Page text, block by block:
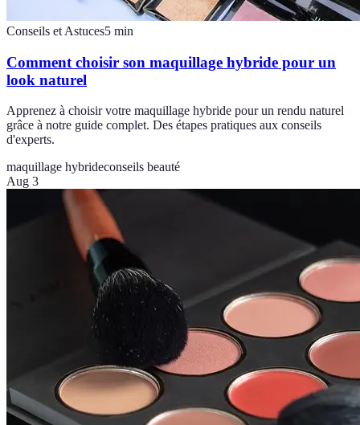
Conseils et Astuces5 min
Comment choisir son maquillage hybride pour un
look naturel
Apprenez à choisir votre maquillage hybride pour un rendu naturel
grâce à notre guide complet. Des étapes pratiques aux conseils
d'experts.
maquillage hybrideconseils beauté
Aug 3